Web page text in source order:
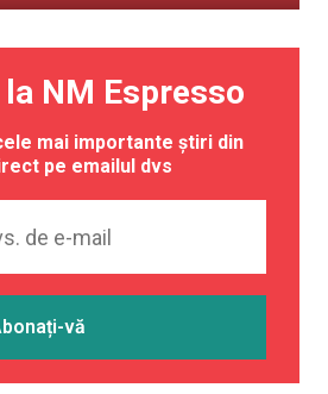
NM Espresso
mai importante știri din
pe emailul dvs